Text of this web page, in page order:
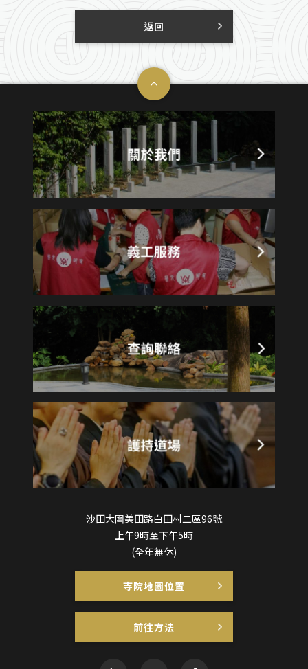
返回
沙田大圍美田路白田村二區96號
上午9時至下午5時
(全年無休)
寺院地圖位置
前往方法